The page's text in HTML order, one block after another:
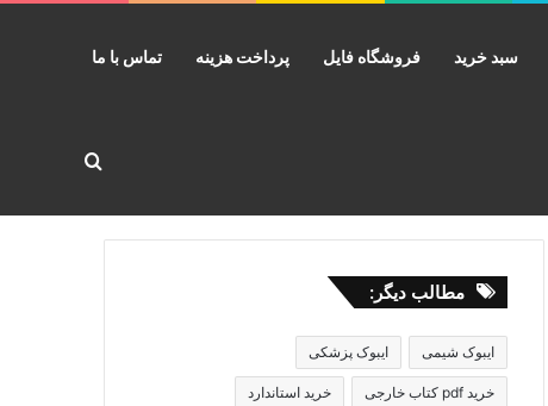
سبد خرید فروشگاه فایل پرداخت هزینه تماس با ما
جستجو
مطالب دیگر:
ایبوک شیمی ایبوک پزشکی
خرید pdf کتاب خارجی خرید استاندارد